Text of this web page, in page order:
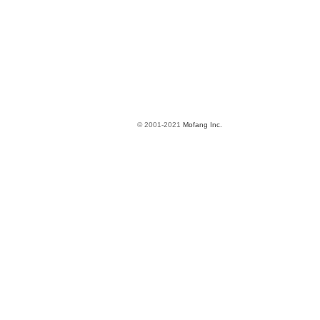
© 2001-2021 Mofang Inc.